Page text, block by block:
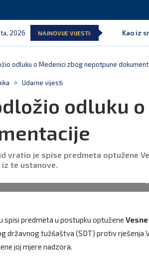
2026 NAJNOVIJE VIJESTI: Kao iz
odluku o Medenici zbog nepotpune
Udarne vijesti
odluku
vratio je spise predmeta optužene
te ustanove.
spisi predmeta u postupku optužene
državnog tužilaštva (SDT) protiv rješenja
joj mjere nadzora.